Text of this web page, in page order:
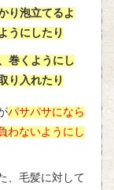
り泡立てるよ
うにしたり
巻くようにし
り入れたり
パサパサになら
わないようにし
、毛髪に対して